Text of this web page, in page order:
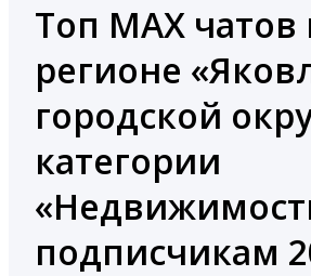
Топ MAX чатов
регионе
городской
категории
подписчикам